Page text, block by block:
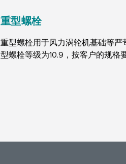
重型螺栓
重型螺栓用于风力涡轮机基础等严
型螺栓等级为10.9，按客户的规格